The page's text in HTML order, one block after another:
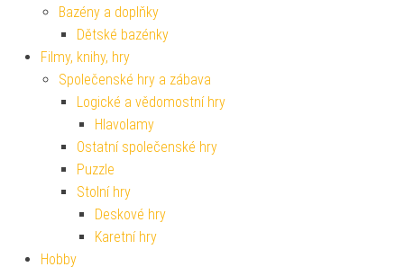
Bazény a doplňky
Dětské bazénky
Filmy, knihy, hry
Společenské hry a zábava
Logické a vědomostní hry
Hlavolamy
Ostatní společenské hry
Puzzle
Stolní hry
Deskové hry
Karetní hry
Hobby